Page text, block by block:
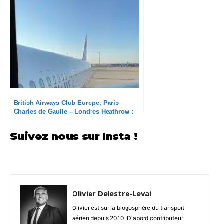
British Airways Club Europe, Paris
Charles de Gaulle – Londres Heathrow :
Suivez nous sur Insta !
Olivier Delestre-Levai
Olivier est sur la blogosphère du transport
aérien depuis 2010. D'abord contributeur